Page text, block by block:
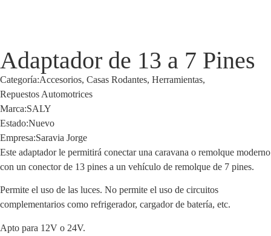
Adaptador de 13 a 7 Pines
Categoría:Accesorios, Casas Rodantes, Herramientas,
Repuestos Automotrices
Marca:SALY
Estado:Nuevo
Empresa:Saravia Jorge
Este adaptador le permitirá conectar una caravana o remolque moderno
con un conector de 13 pines a un vehículo de remolque de 7 pines.
Permite el uso de las luces. No permite el uso de circuitos
complementarios como refrigerador, cargador de batería, etc.
Apto para 12V o 24V.